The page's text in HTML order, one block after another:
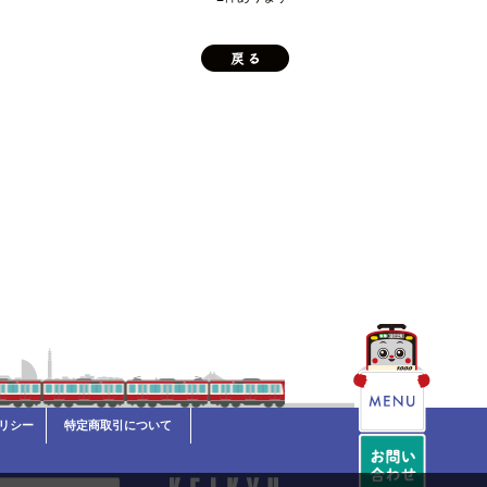
シー 特定商取引について